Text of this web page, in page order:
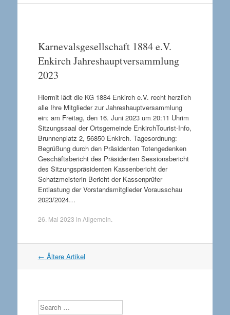
Karnevalsgesellschaft 1884 e.V.
Enkirch Jahreshauptversammlung
2023
Hiermit lädt die KG 1884 Enkirch e.V. recht herzlich
alle Ihre Mitglieder zur Jahreshauptversammlung
ein: am Freitag, den 16. Juni 2023 um 20:11 Uhrim
Sitzungssaal der Ortsgemeinde EnkirchTourist-Info,
Brunnenplatz 2, 56850 Enkirch. Tagesordnung:
Begrüßung durch den Präsidenten Totengedenken
Geschäftsbericht des Präsidenten Sessionsbericht
des Sitzungspräsidenten Kassenbericht der
Schatzmeisterin Bericht der Kassenprüfer
Entlastung der Vorstandsmitglieder Vorausschau
2023/2024…
26. Mai 2023 in Allgemein
Artikel Navigation
← Ältere Artikel
Search